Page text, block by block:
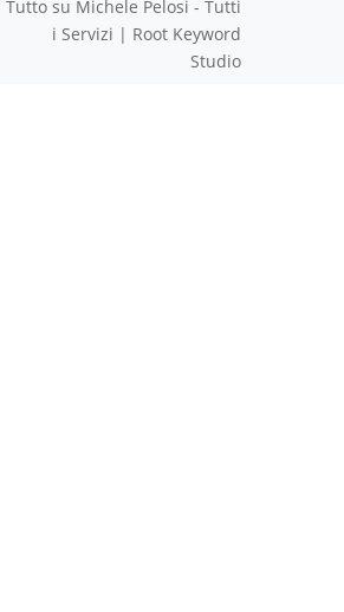
Tutto su Michele Pelosi - Tutti
i Servizi | Root Keyword
Studio